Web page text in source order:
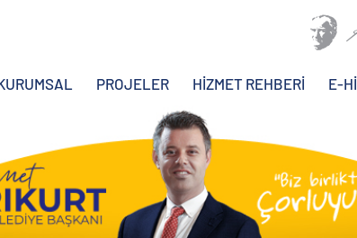
PROJELER HİZMET REHBERİ E-